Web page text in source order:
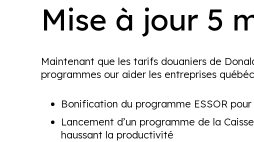
Mise à jour 5
Maintenant que les tarifs douaniers de
programmes our aider les entreprises
Bonification du programme ESSOR
Lancement d’un programme de la
haussant la productivité